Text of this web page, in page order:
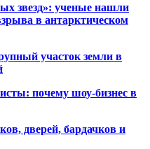
звезд»: ученые нашли
в антарктическом
участок земли в
почему шоу-бизнес в
дверей, бардачков и